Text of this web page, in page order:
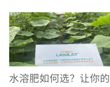
水溶肥如何选？让你的